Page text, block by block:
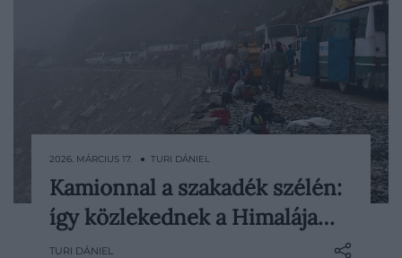
India északi részén, a Himalája sziklás
hegyei között húzódik egy út, amelyet
nem véletlenül emlegetnek a világ egyik
2026. MÁRCIUS 17. ● TURI DÁNIEL
Kamionnal a szakadék szélén:
így közlekednek a Himalája…
TURI DÁNIEL